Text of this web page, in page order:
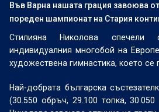
Във Варна нашата грация завоюва
пореден шампионат на Стария
Стилияна Николова
индивидуалния многобой на
художествена гимнастика, което
Най-добрата българска
(30.550 обръч, 29.100 топка, 30.050